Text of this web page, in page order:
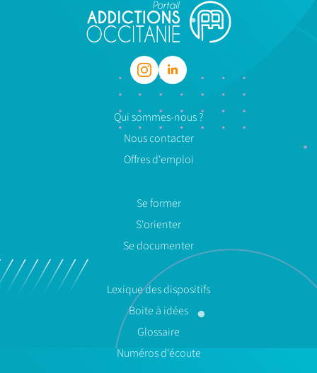
Qui sommes-nous ?
Nous contacter
Offres d'emploi
Se former
S'orienter
Se documenter
Lexique des dispositifs
Boite à idées
Glossaire
Numéros d'écoute